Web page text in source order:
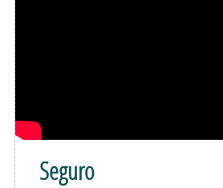
Seguro